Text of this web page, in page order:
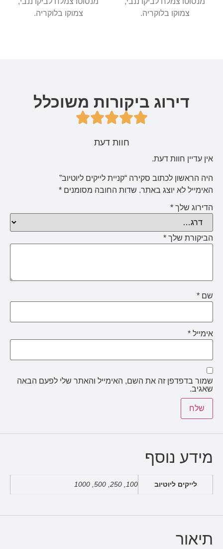
צמוקו בלוקריה.
צמוקו בלוקריה.
דירוג ביקורות משוכלל
חוות דעת
אין עדיין חוות דעת.
היה הראשון לכתוב סקירה “קניית לייקים ליוטיוב”
האימייל לא יוצג באתר. שדות החובה מסומנים *
הדירוג שלך *
הביקורת שלך *
שם *
אימייל *
שמור בדפדפן זה את השם, האימייל והאתר שלי לפעם הבאה
שאגיב.
מידע נוסף
לייקים ליוטיוב 100, 250, 500, 1000
תיאור